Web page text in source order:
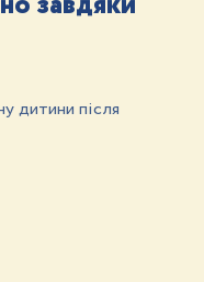
дитини після